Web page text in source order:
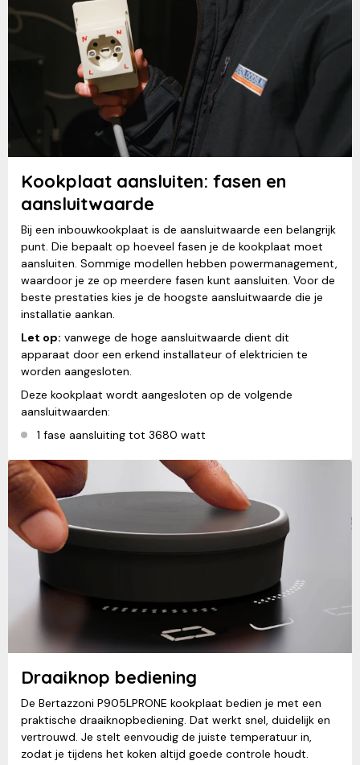
Kookplaat aansluiten: fasen en
aansluitwaarde
Bij een inbouwkookplaat is de aansluitwaarde een belangrijk
punt. Die bepaalt op hoeveel fasen je de kookplaat moet
aansluiten. Sommige modellen hebben powermanagement,
waardoor je ze op meerdere fasen kunt aansluiten. Voor de
beste prestaties kies je de hoogste aansluitwaarde die je
installatie aankan.
Let op: vanwege de hoge aansluitwaarde dient dit
apparaat door een erkend installateur of elektricien te
worden aangesloten.
Deze kookplaat wordt aangesloten op de volgende
aansluitwaarden:
1 fase aansluiting tot 3680 watt
Draaiknop bediening
De Bertazzoni P905LPRONE kookplaat bedien je met een
praktische draaiknopbediening. Dat werkt snel, duidelijk en
vertrouwd. Je stelt eenvoudig de juiste temperatuur in,
zodat je tijdens het koken altijd goede controle houdt.